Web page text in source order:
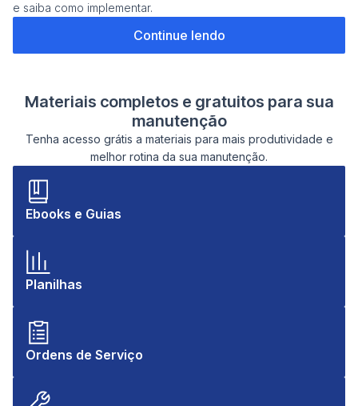
e saiba como implementar.
Continue lendo
Materiais completos e gratuitos para sua
manutenção
Tenha acesso grátis a materiais para mais produtividade e
melhor rotina da sua manutenção.
Ebooks e Guias
Planilhas
Ordens de Serviço